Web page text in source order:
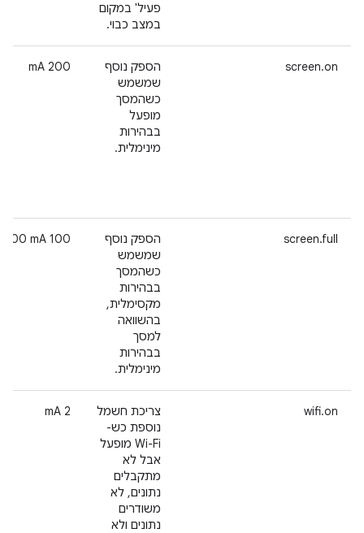
פעיל' במקום
במצב כבוי.
screen.on
הספק נוסף
שמשמש
כשהמסך
מופעל
בבהירות
מינימלית.
‫200 mA
screen.full
הספק נוסף
שמשמש
כשהמסך
בבהירות
מקסימלית,
בהשוואה
למסך
בבהירות
מינימלית.
‫100 mA-300 mA
wifi.on
צריכת חשמל
נוספת כש-
Wi-Fi מופעל
אבל לא
מתקבלים
נתונים, לא
משודרים
נתונים ולא
‫2 mA